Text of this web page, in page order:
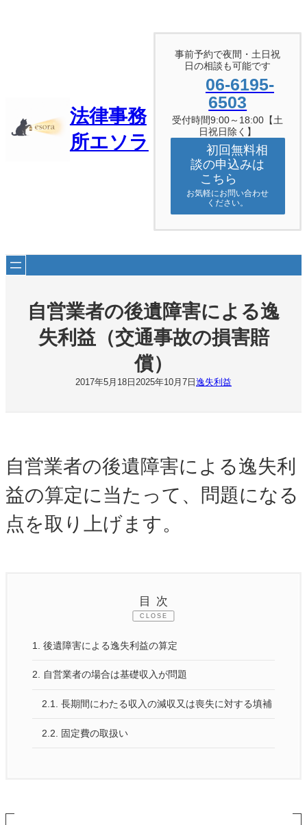
法律事務
所エソラ
事前予約で夜間・土日祝
日の相談も可能です
06-6195-
6503
受付時間9:00～18:00【土
日祝日除く】
初回無料相
談の申込みは
こちら
お気軽にお問い合わせ
ください。
自営業者の後遺障害による逸
失利益（交通事故の損害賠
償）
2017年5月18日 2025年10月7日 逸失利益
自営業者の後遺障害による逸失利
益の算定に当たって、問題になる
点を取り上げます。
目次
CLOSE
1. 後遺障害による逸失利益の算定
2. 自営業者の場合は基礎収入が問題
2.1. 長期間にわたる収入の減収又は喪失に対する填補
2.2. 固定費の取扱い